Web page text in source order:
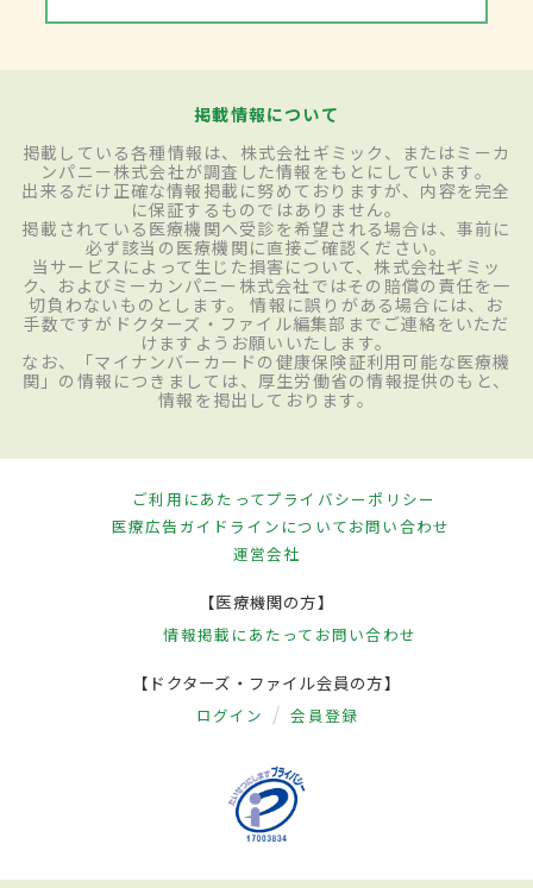
掲載情報について
掲載している各種情報は、株式会社ギミック、またはミーカ
ンパニー株式会社が調査した情報をもとにしています。
出来るだけ正確な情報掲載に努めておりますが、内容を完全
に保証するものではありません。
掲載されている医療機関へ受診を希望される場合は、事前に
必ず該当の医療機関に直接ご確認ください。
当サービスによって生じた損害について、株式会社ギミッ
ク、およびミーカンパニー株式会社ではその賠償の責任を一
切負わないものとします。 情報に誤りがある場合には、お
手数ですがドクターズ・ファイル編集部までご連絡をいただ
けますようお願いいたします。
なお、「マイナンバーカードの健康保険証利用可能な医療機
関」の情報につきましては、厚生労働省の情報提供のもと、
情報を掲出しております。
ご利用にあたってプライバシーポリシー
医療広告ガイドラインについてお問い合わせ
運営会社
【医療機関の方】
情報掲載にあたって お問い合わせ
【ドクターズ・ファイル会員の方】
ログイン 会員登録